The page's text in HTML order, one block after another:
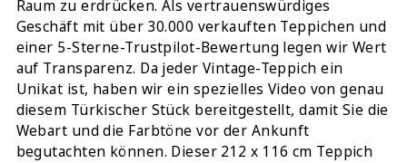
Raum zu erdrücken. Als vertrauenswürdiges
Geschäft mit über 30.000 verkauften Teppichen und
einer 5-Sterne-Trustpilot-Bewertung legen wir Wert
auf Transparenz. Da jeder Vintage-Teppich ein
Unikat ist, haben wir ein spezielles Video von genau
diesem Türkischer Stück bereitgestellt, damit Sie die
Webart und die Farbtöne vor der Ankunft
begutachten können. Dieser 212 x 116 cm Teppich